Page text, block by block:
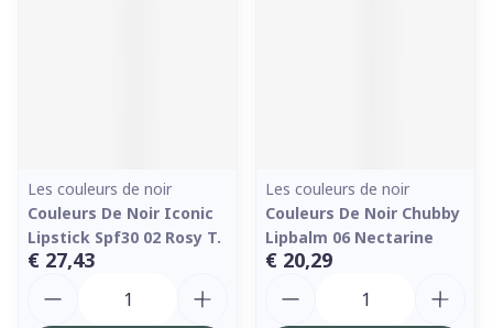
Les couleurs de noir
Couleurs De Noir Iconic
Lipstick Spf30 02 Rosy T.
€ 27,43
Les couleurs de noir
Couleurs De Noir Chubby
Lipbalm 06 Nectarine
€ 20,29